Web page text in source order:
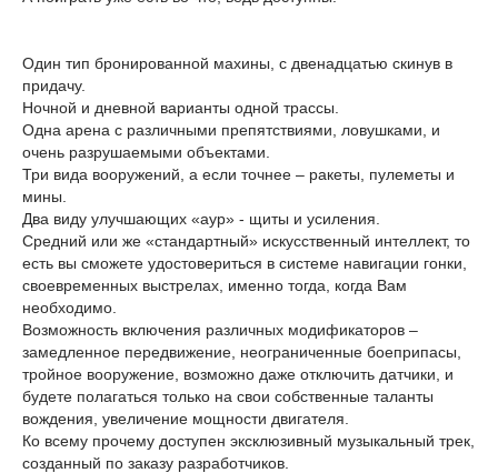
Один тип бронированной махины, с двенадцатью скинув в
придачу.
Ночной и дневной варианты одной трассы.
Одна арена с различными препятствиями, ловушками, и
очень разрушаемыми объектами.
Три вида вооружений, а если точнее – ракеты, пулеметы и
мины.
Два виду улучшающих «аур» - щиты и усиления.
Средний или же «стандартный» искусственный интеллект, то
есть вы сможете удостовериться в системе навигации гонки,
своевременных выстрелах, именно тогда, когда Вам
необходимо.
Возможность включения различных модификаторов –
замедленное передвижение, неограниченные боеприпасы,
тройное вооружение, возможно даже отключить датчики, и
будете полагаться только на свои собственные таланты
вождения, увеличение мощности двигателя.
Ко всему прочему доступен эксклюзивный музыкальный трек,
созданный по заказу разработчиков.